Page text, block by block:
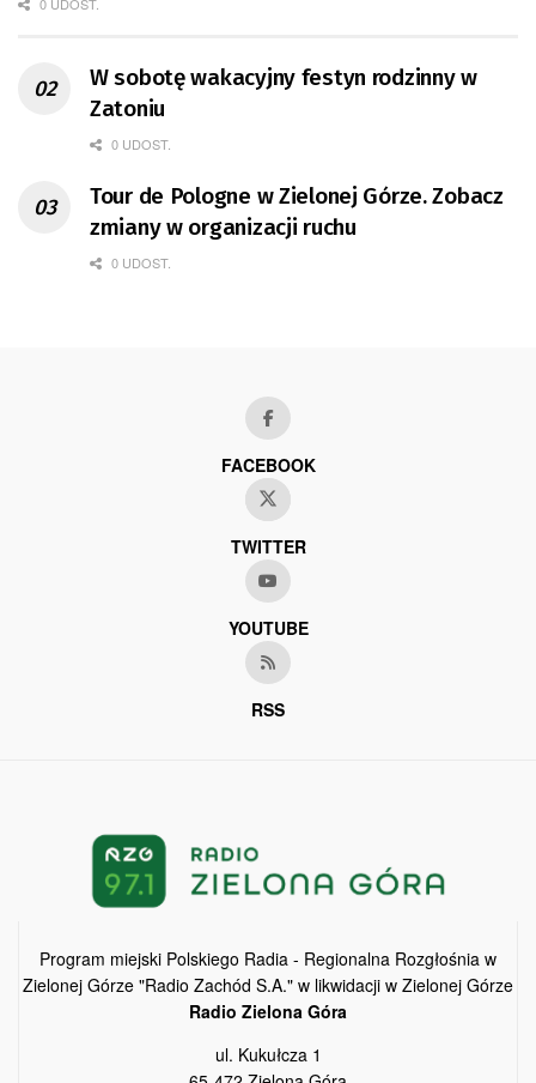
W sobotę wakacyjny festyn rodzinny w
Zatoniu
0 UDOST.
Tour de Pologne w Zielonej Górze. Zobacz
zmiany w organizacji ruchu
0 UDOST.
FACEBOOK
TWITTER
YOUTUBE
RSS
Program miejski Polskiego Radia - Regionalna Rozgłośnia w
Zielonej Górze "Radio Zachód S.A." w likwidacji w Zielonej Górze
Radio Zielona Góra
ul. Kukułcza 1